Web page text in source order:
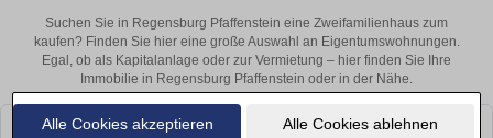
Alle Cookies akzeptieren Alle Cookies ablehnen
Suchen Sie in Regensburg Pfaffenstein eine Zweifamilienhaus zum
kaufen? Finden Sie hier eine große Auswahl an Eigentumswohnungen.
Egal, ob als Kapitalanlage oder zur Vermietung – hier finden Sie Ihre
Immobilie in Regensburg Pfaffenstein oder in der Nähe.
Leider konnten wir derzeit keine passenden Objekte finden. Schauen Sie